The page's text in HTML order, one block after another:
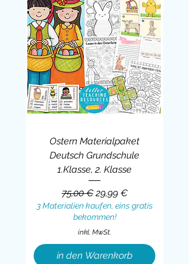
Ostern Materialpaket
Deutsch Grundschule
1.Klasse, 2. Klasse
Standardpreis
75,00 € Sale-Preis
29,99 €
3 Materialien kaufen, eins gratis
bekommen!
inkl. MwSt.
in den Warenkorb